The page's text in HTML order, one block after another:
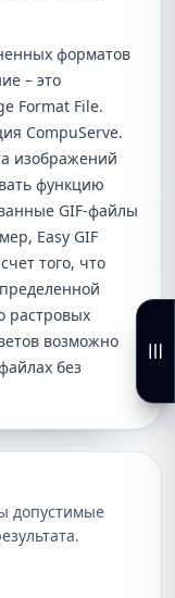
форматов
– это
Format File.
CompuServe.
изображений
функцию
GIF-файлы
Easy GIF
того, что
растровых
возможно
без
допустимые